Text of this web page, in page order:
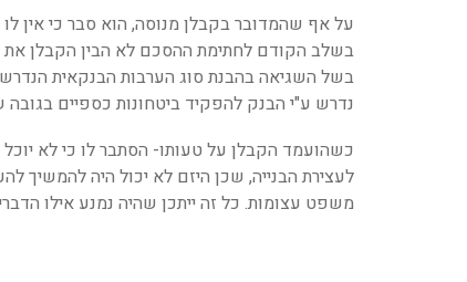
על אף שהמדובר בקבלן מנוסה, הוא סבר כי אין
בשלב הקודם לחתימת ההסכם לא הבין הקבלן את
נדרש ע"י הבנק להפקיד ביטחונות כספיים בגובה של 100% מסכום הערבות – דהיינו מספר מיליוני
כשהועמד הקבלן על טעותו- הסתבר לו כי לא
לעצירת הבנייה, שכן היזם לא יכול היה להמשיך
משפט עצומות. כל זה ייתכן שהיה נמנע אילו